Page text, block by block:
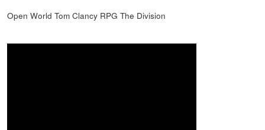
Open World Tom Clancy RPG The Division